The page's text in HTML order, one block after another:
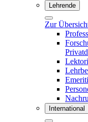
Lehrende
Zur
Emeriti
International